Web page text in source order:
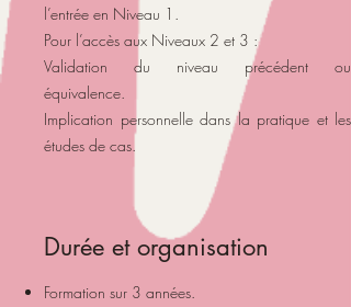
l’entrée en Niveau 1.
Pour l’accès aux Niveaux 2 et 3 :
Validation du niveau précédent ou
équivalence.
Implication personnelle dans la pratique et les
études de cas.
Durée et organisation
Formation sur 3 années.